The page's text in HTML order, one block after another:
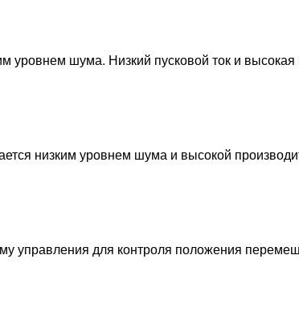
шума. Низкий пусковой ток и высокая
низким уровнем шума и высокой
управления для контроля положения